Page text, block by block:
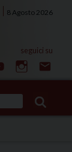
8 Agosto 2026